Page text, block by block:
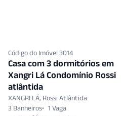
Código do Imóvel 3014
Casa com 3 dormitórios em
Xangri Lá Condomínio Rossi
atlântida
XANGRI LÁ, Rossi Atlântida
3 Banheiros
1 Vaga